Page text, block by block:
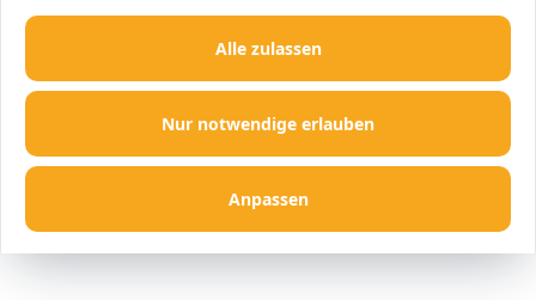
Nur notwendige erlauben
Anpassen
Alle zulassen